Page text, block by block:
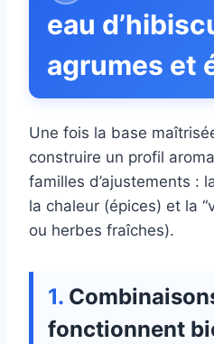
eau
agrumes et
Une fois la base
construire un profil
familles d’ajustements :
la chaleur (épices) et la
ou herbes fraîches).
fonctionnent